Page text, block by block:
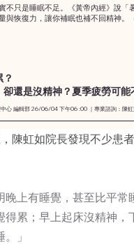
不只是睡眠不足。《黃帝內經》說「
與恢復力，讓你補眠也補不回精神。
卻還是沒精神？夏季疲勞可能
心 編輯部 26/06/04 下午06 :00 ｜專業諮詢：陳虹
陳虹如院長發現不少患
晚上有睡覺，甚至比平常
得累；早上起床沒精神，
」